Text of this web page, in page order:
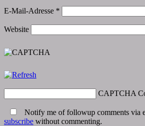
E-Mail-Adresse *
Website
CAPTCHA
Notify me of followup comments via
subscribe without commenting.